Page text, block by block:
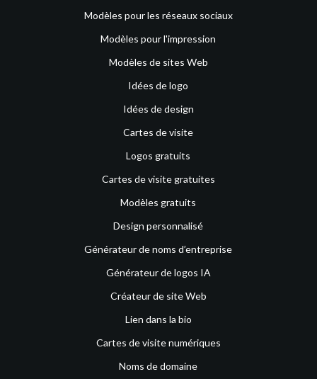
Modèles pour les réseaux sociaux
Modèles pour l'impression
Modèles de sites Web
Idées de logo
Idées de design
Cartes de visite
Logos gratuits
Cartes de visite gratuites
Modèles gratuits
Design personnalisé
Générateur de noms d’entreprise
Générateur de logos IA
Créateur de site Web
Lien dans la bio
Cartes de visite numériques
Noms de domaine